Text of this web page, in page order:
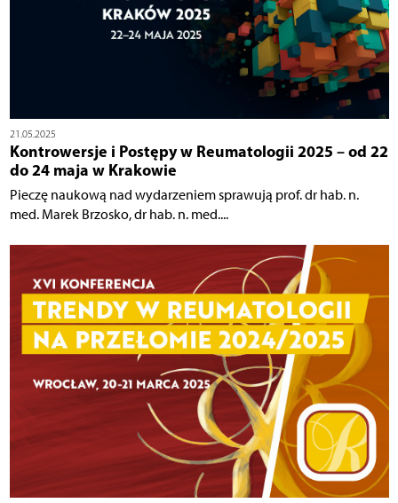
21.05.2025
Kontrowersje i Postępy w Reumatologii 2025 – od 22
do 24 maja w Krakowie
Pieczę naukową nad wydarzeniem sprawują prof. dr hab. n.
med. Marek Brzosko, dr hab. n. med....